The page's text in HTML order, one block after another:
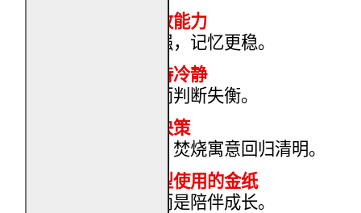
提升学习与吸收能力
象征理解力增强，记忆更稳。
面对压力时保持冷静
不因外界影响而判断失衡。
减少情绪干扰决策
智慧重在理性，焚烧寓意回归清明。
适合长期累积型使用的金纸
不是一次性，而是陪伴成长。